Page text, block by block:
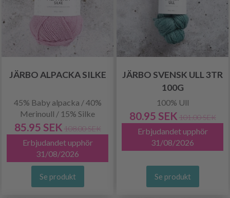
JÄRBO ALPACKA SILKE
45% Baby alpacka / 40%
Merinoull / 15% Silke
85.95 SEK 108.00 SEK
Erbjudandet upphör
31/08/2026
Se produkt
JÄRBO SVENSK ULL 3TR
100G
100% Ull
80.95 SEK 101.00 SEK
Erbjudandet upphör
31/08/2026
Se produkt